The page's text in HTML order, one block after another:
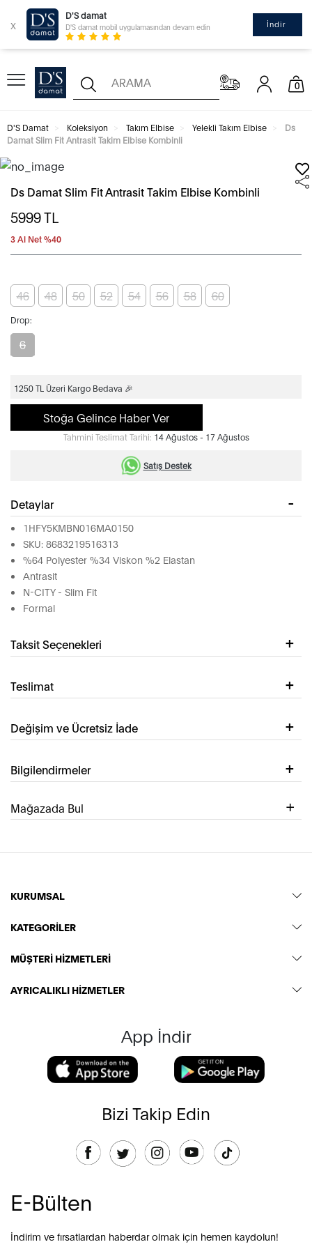
x
D'S damat
D'S damat mobil uygulamasından devam edin İndir
0
D'S Damat Koleksiyon Takım Elbise Yelekli Takım Elbise
Ds
Damat Slim Fit Antrasit Takim Elbise Kombinli
Ds Damat Slim Fit Antrasit Takim Elbise Kombinli
5999TL
3 Al Net %40
46 48 50 52 54 56 58 60
Drop:
6
1250 TL Üzeri Kargo Bedava 🎉
Stoğa Gelince Haber Ver
Tahmini Teslimat Tarihi: 14 Ağustos - 17 Ağustos
Satış Destek
Detaylar
1HFY5KMBN016MA0150
SKU: 8683219516313
%64 Polyester %34 Viskon %2 Elastan
Antrasit
N-CITY - Slim Fit
Formal
Taksit Seçenekleri
Teslimat
Değişim ve Ücretsiz İade
Bilgilendirmeler
Mağazada Bul
KURUMSAL
KATEGORİLER
MÜŞTERİ HİZMETLERİ
AYRICALIKLI HİZMETLER
App İndir
Bizi Takip Edin
E-Bülten
İndirim ve fırsatlardan haberdar olmak için hemen kaydolun!